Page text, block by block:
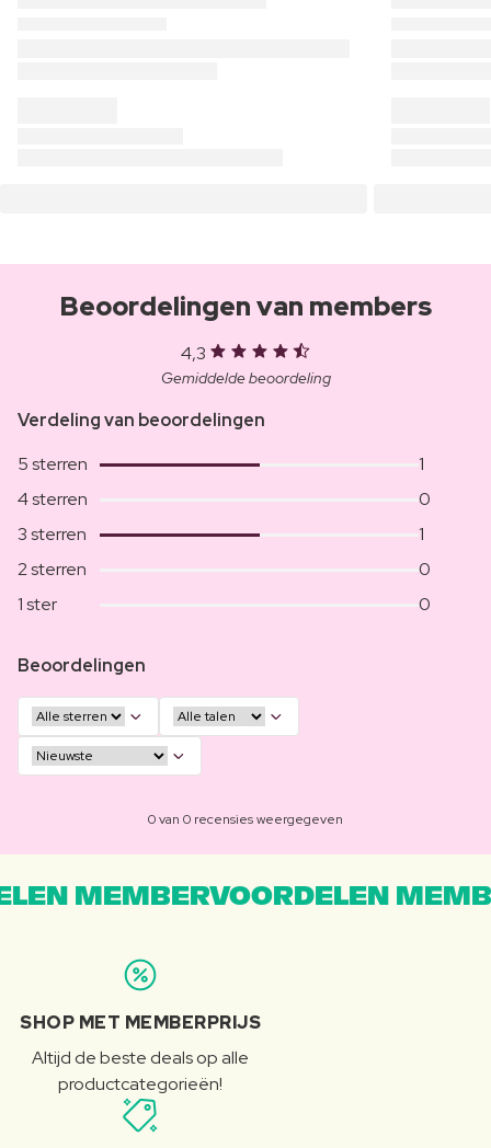
Beoordelingen van members
4,3
Gemiddelde beoordeling
Verdeling van beoordelingen
5 sterren
1
4 sterren
0
3 sterren
1
2 sterren
0
1 ster
0
Beoordelingen
0 van 0 recensies weergegeven
MEMBERVOORDELEN
SHOP MET MEMBERPRIJS
Altijd de beste deals op alle
productcategorieën!